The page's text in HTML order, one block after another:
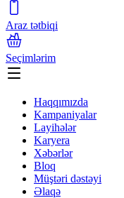
Araz tətbiqi
Seçimlərim
Haqqımızda
Kampaniyalar
Layihələr
Karyera
Xəbərlər
Bloq
Müştəri dəstəyi
Əlaqə